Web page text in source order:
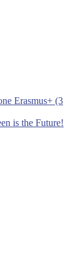
Erasmus+ (3
is the Future!